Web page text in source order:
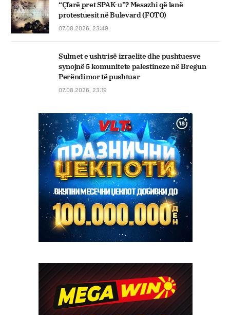
“Çfarë pret SPAK-u”? Mesazhi që lanë
protestuesit në Bulevard (FOTO)
07.08.2026, 23:49
Sulmet e ushtrisë izraelite dhe pushtuesve
synojnë 5 komunitete palestineze në Bregun
Perëndimor të pushtuar
07.08.2026, 23:19